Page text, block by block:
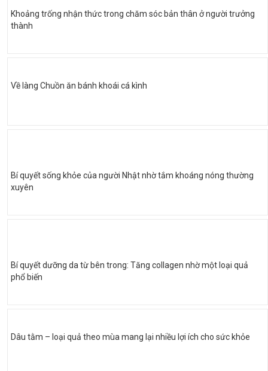
Khoảng trống nhận thức trong chăm sóc bản thân ở người trưởng
thành
Về làng Chuồn ăn bánh khoái cá kình
Bí quyết sống khỏe của người Nhật nhờ tắm khoáng nóng thường
xuyên
Bí quyết dưỡng da từ bên trong: Tăng collagen nhờ một loại quả
phổ biến
Dâu tằm – loại quả theo mùa mang lại nhiều lợi ích cho sức khỏe